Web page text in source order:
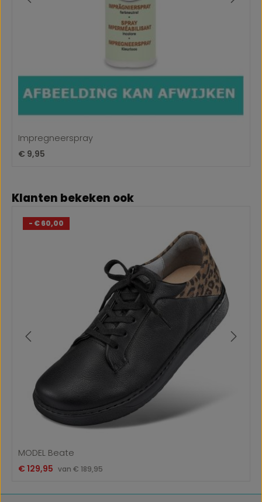
Impregneerspray
Normale prijs:
€ 9,95
Productgalerij overslaan
Klanten bekeken ook
- € 60,00
MODEL Beate
Verkoopprijs:
€ 129,95 vanNormale prijs:
€ 189,95